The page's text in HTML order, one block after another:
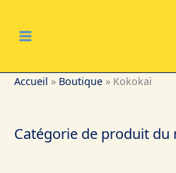
contenuMENU
Accueil » Boutique » Kokokaï
Catégorie de produit du